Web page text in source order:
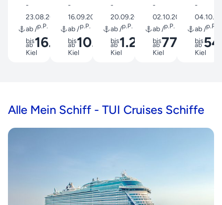
-
23.08.2026
ab /
bis
Kiel
p.P.
ab16.999€
-
16.09.2026
ab /
bis
Kiel
p.P.
ab10.499 €
-
20.09.2026
ab /
bis
Kiel
p.P.
ab1.299 €
-
02.10.2026
ab /
bis
Kiel
p.P.
ab779
-
ab /
bis
Kiel
p.P.
ab
Alle Mein Schiff - TUI Cruises Schiffe